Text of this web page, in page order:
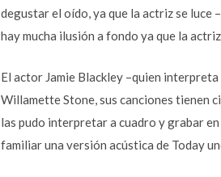
degustar el oído, ya que la actriz se luce
hay mucha ilusión a fondo ya que la
El actor Jamie Blackley –quien
Willamette Stone, sus canciones tienen
las pudo interpretar a cuadro y grabar
familiar una versión acústica de Today